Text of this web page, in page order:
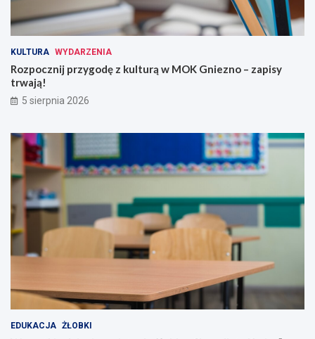
KULTURA WYDARZENIA
Rozpocznij przygodę z kulturą w MOK Gniezno – zapisy
trwają!
5 sierpnia 2026
EDUKACJA ŻŁOBKI